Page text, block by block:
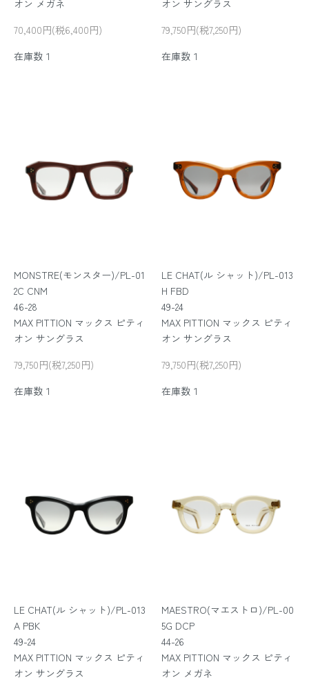
オン メガネ
70,400円(税6,400円)
在庫数１
オン サングラス
79,750円(税7,250円)
在庫数１
MONSTRE(モンスター)/PL-01
2C CNM
46-28
MAX PITTION マックス ピティ
オン サングラス
79,750円(税7,250円)
在庫数１
LE CHAT(ル シャット)/PL-013
H FBD
49-24
MAX PITTION マックス ピティ
オン サングラス
79,750円(税7,250円)
在庫数１
LE CHAT(ル シャット)/PL-013
A PBK
49-24
MAX PITTION マックス ピティ
オン サングラス
MAESTRO(マエストロ)/PL-00
5G DCP
44-26
MAX PITTION マックス ピティ
オン メガネ